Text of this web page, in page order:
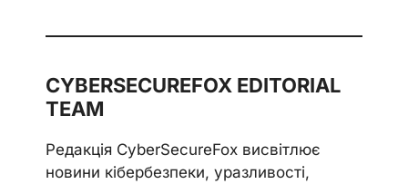
CYBERSECUREFOX EDITORIAL
TEAM
Редакція CyberSecureFox висвітлює
новини кібербезпеки, уразливості,